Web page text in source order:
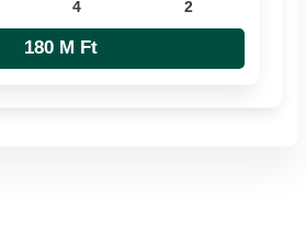
4 2
180 M Ft